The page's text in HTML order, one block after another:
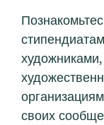
своих
Дисциплина